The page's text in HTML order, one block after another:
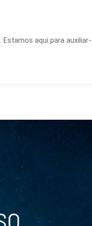
. Estamos aqui para auxiliar-